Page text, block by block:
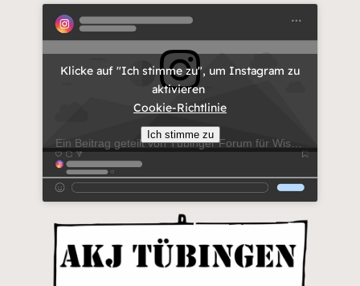
Klicke auf "Ich stimme zu", um Instagram zu
aktivieren
Cookie-Richtlinie
Ich stimme zu